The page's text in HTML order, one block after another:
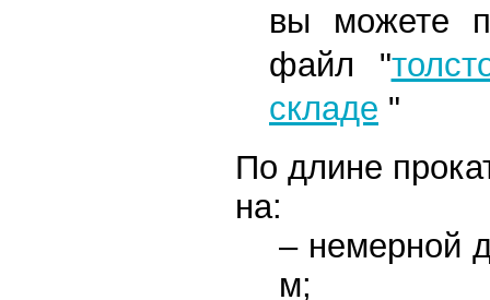
вы можете
файл
"
складе "
По длине
на:
– немерной
м;